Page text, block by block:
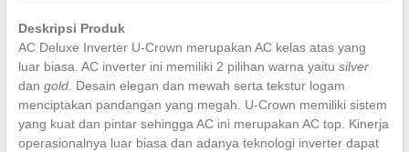
Deskripsi Produk
AC Deluxe Inverter U-Crown merupakan AC kelas atas yang
luar biasa. AC inverter ini memiliki 2 pilihan warna yaitu silver
dan gold. Desain elegan dan mewah serta tekstur logam
menciptakan pandangan yang megah. U-Crown memiliki sistem
yang kuat dan pintar sehingga AC ini merupakan AC top. Kinerja
operasionalnya luar biasa dan adanya teknologi inverter dapat